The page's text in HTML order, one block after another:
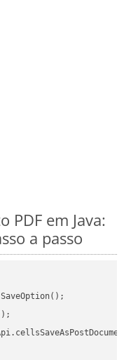
PDF em Java:
a passo
SaveOption();
);